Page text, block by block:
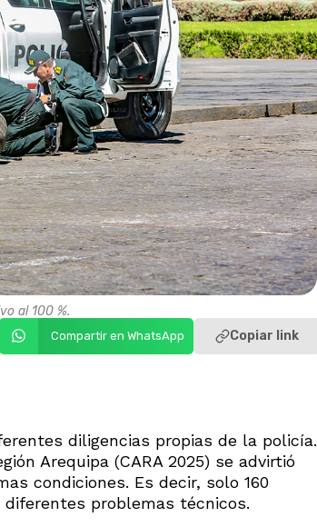
al 100 %.
Compartir en WhatsApp Copiar link
diligencias propias de la policía.
Arequipa (CARA 2025) se advirtió
condiciones. Es decir, solo 160
problemas técnicos.